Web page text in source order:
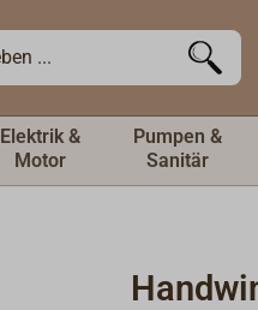
Elektrik &
Motor
Pumpen &
Sanitär